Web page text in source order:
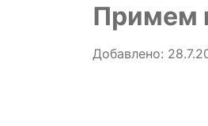
Примем
Добавлено: